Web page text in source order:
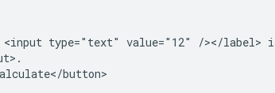
type="text" value="12" /></label>
button>